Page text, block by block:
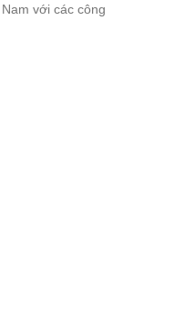
với các công